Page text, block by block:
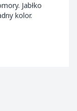
Jabłko
kolor.